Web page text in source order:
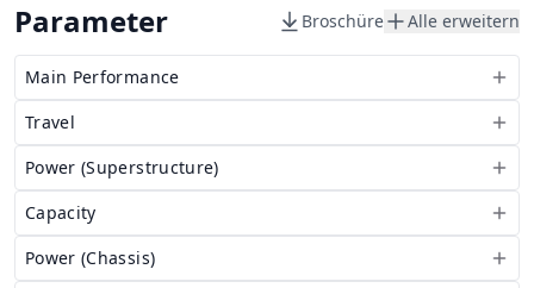
Parameter Broschüre Alle erweitern
Main Performance
Travel
Power (Superstructure)
Capacity
Power (Chassis)